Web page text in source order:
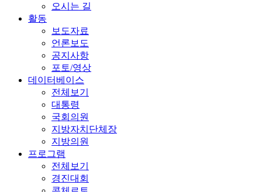
오시는 길
활동
보도자료
언론보도
공지사항
포토/영상
데이터베이스
전체보기
대통령
국회의원
지방자치단체장
지방의원
프로그램
전체보기
경진대회